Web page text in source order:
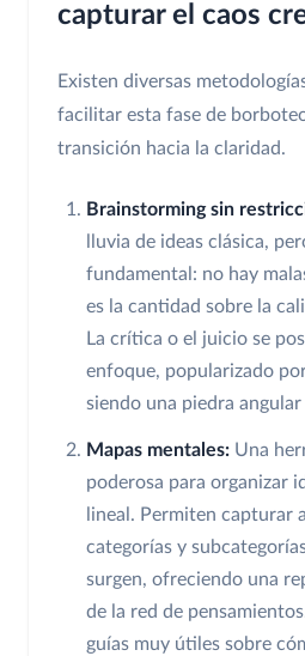
capturar el caos
Existen diversas
facilitar esta fase de
transición hacia la claridad.
Brainstorming sin
lluvia de ideas clásica,
fundamental: no hay
es la cantidad sobre la
La crítica o el juicio se
enfoque, popularizado
siendo una piedra
Mapas mentales: Una
poderosa para organizar
lineal. Permiten capturar
categorías y
surgen, ofreciendo una
de la red de
guías muy útiles sobre